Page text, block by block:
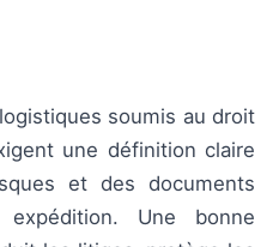
soumis au droit
une définition claire
et des documents
expédition. Une bonne